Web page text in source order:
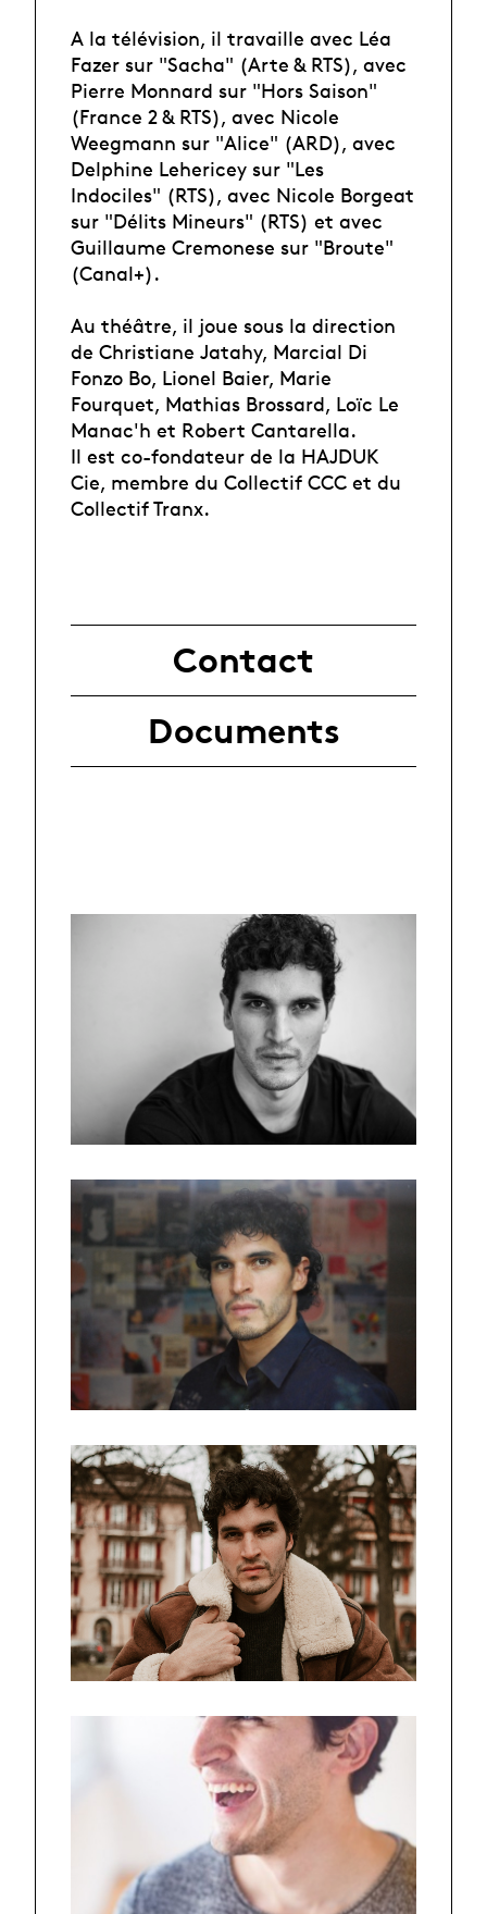
A la télévision, il travaille avec Léa
Fazer sur "Sacha" (Arte & RTS), avec
Pierre Monnard sur "Hors Saison"
(France 2 & RTS), avec Nicole
Weegmann sur "Alice" (ARD), avec
Delphine Lehericey sur "Les
Indociles" (RTS), avec Nicole Borgeat
sur "Délits Mineurs" (RTS) et avec
Guillaume Cremonese sur "Broute"
(Canal+).
Au théâtre, il joue sous la direction
de Christiane Jatahy, Marcial Di
Fonzo Bo, Lionel Baier, Marie
Fourquet, Mathias Brossard, Loïc Le
Manac'h et Robert Cantarella.
Il est co-fondateur de la HAJDUK
Cie, membre du Collectif CCC et du
Collectif Tranx.
Contact
Documents